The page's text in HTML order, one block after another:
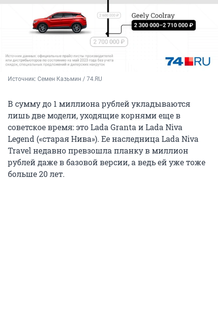
Источник: Семен Казьмин / 74.RU
В сумму до 1 миллиона рублей укладываются
лишь две модели, уходящие корнями еще в
советское время: это Lada Granta и Lada Niva
Legend («старая Нива»). Ее наследница Lada Niva
Travel недавно превзошла планку в миллион
рублей даже в базовой версии, а ведь ей уже тоже
больше 20 лет.